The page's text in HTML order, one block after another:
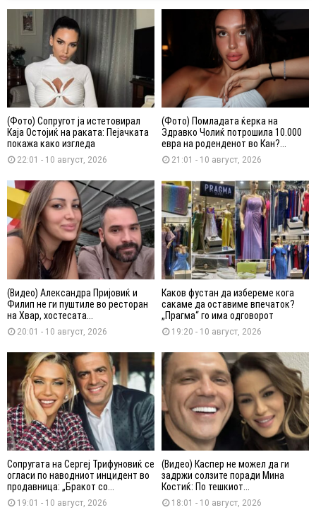
(Фото) Сопругот ја истетовирал
Каја Остојиќ на раката: Пејачката
покажа како изгледа
22:01 - 10 август, 2026
(Фото) Помладата ќерка на
Здравко Чолиќ потрошила 10.000
евра на роденденот во Кан?...
21:01 - 10 август, 2026
(Видео) Александра Пријовиќ и
Филип не ги пуштиле во ресторан
на Хвар, хостесата...
20:01 - 10 август, 2026
Каков фустан да избереме кога
сакаме да оставиме впечаток?
„Прагма“ го има одговорот
19:20 - 10 август, 2026
Сопругата на Сергеј Трифуновиќ се
огласи по наводниот инцидент во
продавница: „Бракот со...
19:01 - 10 август, 2026
(Видео) Каспер не можел да ги
задржи солзите поради Мина
Костиќ: По тешкиот...
18:01 - 10 август, 2026